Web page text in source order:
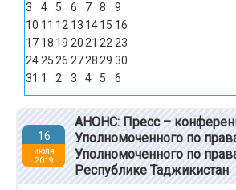
3
4 5 6 7 8
9
10 11 12 13 1415 16
17 18 19 2021 2223
242526 272829 30
31 1 2 3 4 5 6
16
июля
2019
АНОНС: Пресс –
Уполномоченного по
Уполномоченного по
Республике Таджикистан